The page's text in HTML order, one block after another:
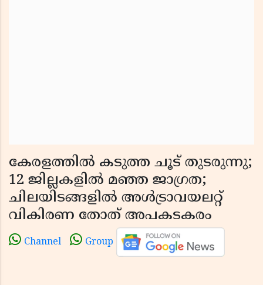
കേരളത്തിൽ കടുത്ത ചൂട് തുടരുന്നു;
12 ജില്ലകളിൽ മഞ്ഞ ജാഗ്രത;
ചിലയിടങ്ങളിൽ അൾട്രാവയലറ്റ്
വികിരണ തോത് അപകടകരം
Channel Group